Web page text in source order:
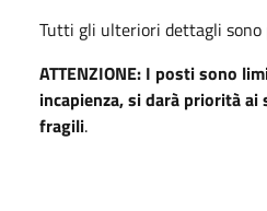
Tutti gli ulteriori dettagli sono
ATTENZIONE: I posti sono
incapienza, si darà priorità
fragili.